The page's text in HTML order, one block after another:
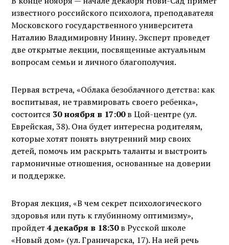
известного российского психолога, преподавателя
Московского государственного университета
Наталию Владимировну Инину. Эксперт проведет
две открытые лекции, посвященные актуальным
вопросам семьи и личного благополучия.
Первая встреча, «Облака безоблачного детства: как
воспитывая, не травмировать своего ребенка»,
состоится 30 ноября в 17:00в Цой-центре (ул.
Еврейская, 38). Она будет интересна родителям,
которые хотят понять внутренний мир своих
детей, помочь им раскрыть таланты и выстроить
гармоничные отношения, основанные на доверии
и поддержке.
Вторая лекция, «В чем секрет психологического
здоровья или путь к глубинному оптимизму»,
пройдет4 декабря в 18:30в Русской школе
«Новый дом» (ул. Граничарска, 17). На ней речь